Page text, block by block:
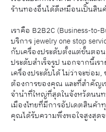
ร้านทองอื่นได้ดีเหมือนเป็นสิน
เราคือ B2B2C (Business-to-
บริการ jewelry one stop
กับเครื่องประดับตั้งแต่ขั้นตอ
ประดับสำเร็จรูป นอกจากนี้เ
เครื่องประดับได้ ไม่ว่าจะซ่อ
ต้องการของคุณ และที่สำคัญ
จำนำที่ใหญ่ที่สุดในจังหวัดนนท
เมืองไทยที่มีการอัปเดตสินค้
คุณได้รับความพึงพอใจสูงสุดจ